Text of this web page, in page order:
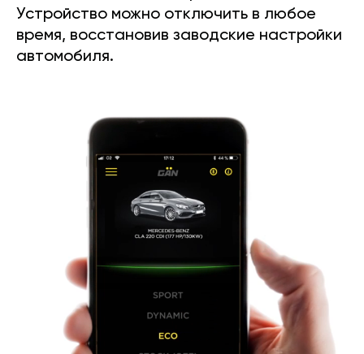
Устройство можно отключить в любое
время, восстановив заводские настройки
автомобиля.